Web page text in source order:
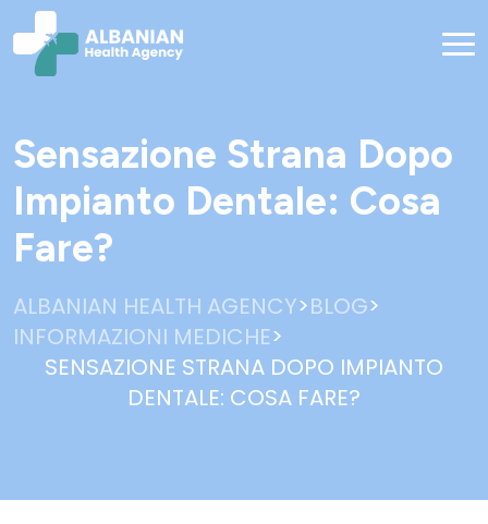
Sensazione Strana Dopo
Impianto Dentale: Cosa
Fare?​
ALBANIAN HEALTH AGENCY>BLOG>
INFORMAZIONI MEDICHE>
SENSAZIONE STRANA DOPO IMPIANTO
DENTALE: COSA FARE?​